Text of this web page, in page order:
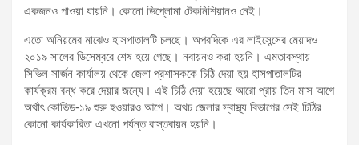
একজনও পাওয়া যায়নি। কোনো ডিপ্লোমা টেকনিশিয়ানও নেই।
এতো অনিয়মের মাঝেও হাসপাতালটি চলছে। অপরদিকে এর লাইসেন্সের মেয়াদও
২০১৯ সালের ডিসেম্বরে শেষ হয়ে গেছে। নবায়নও করা হয়নি। এমতাবস্থায়
সিভিল সার্জন কার্যালয় থেকে জেলা প্রশাসককে চিঠি দেয়া হয় হাসপাতালটির
কার্যক্রম বন্ধ করে দেয়ার জন্যে। এই চিঠি দেয়া হয়েছে আরো প্রায় তিন মাস আগে
অর্থাৎ কোভিড-১৯ শুরু হওয়ারও আগে। অথচ জেলার স্বাস্থ্য বিভাগের সেই চিঠির
কোনো কার্যকারিতা এখনো পর্যন্ত বাস্তবায়ন হয়নি।